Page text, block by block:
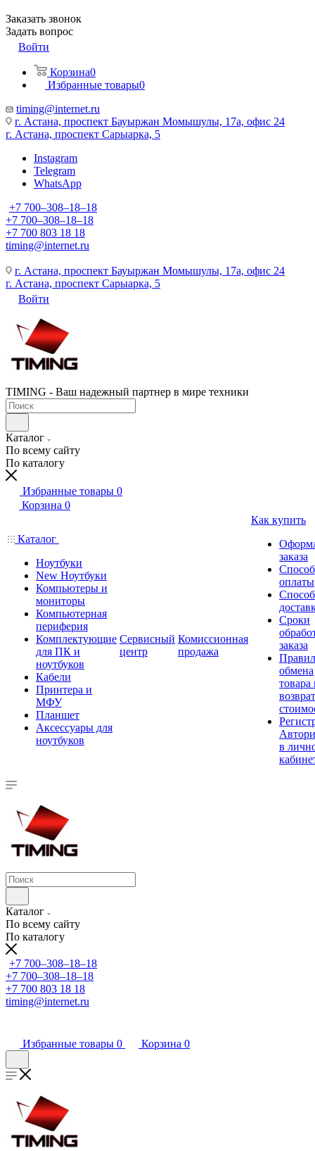
Заказать звонок
Задать вопрос
Войти
Корзина0
Избранные товары0
timing@internet.ru
г. Астана, проспект Бауыржан Момышулы, 17а, офис 24
г. Астана, проспект Сарыарка, 5
Instagram
Telegram
WhatsApp
+7 700‒308‒18‒18
+7 700‒308‒18‒18
+7 700 803 18 18
timing@internet.ru
г. Астана, проспект Бауыржан Момышулы, 17а, офис 24
г. Астана, проспект Сарыарка, 5
Войти
TIMING - Ваш надежный партнер в мире техники
Каталог
По всему сайту
По каталогу
Избранные товары 0
Корзина 0
Каталог
Ноутбуки
New Ноутбуки
Компьютеры и
мониторы
Компьютерная
периферия
Комплектующие
для ПК и
ноутбуков
Кабели
Принтера и
МФУ
Планшет
Аксессуары для
ноутбуков
Сервисный
центр
Комиссионная
продажа
Как купить
заказа
оплаты
Сроки
заказа
обмена
товара
в
Каталог
По всему сайту
По каталогу
+7 700‒308‒18‒18
+7 700‒308‒18‒18
+7 700 803 18 18
timing@internet.ru
Избранные товары 0 Корзина 0